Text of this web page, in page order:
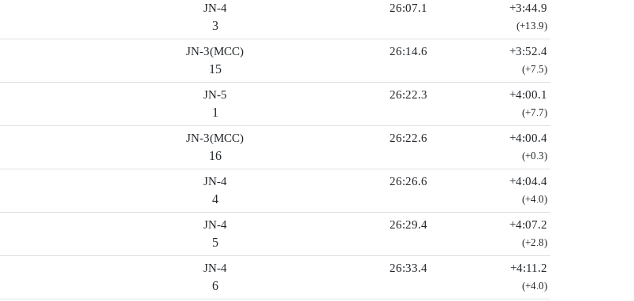
JN-4
3
26:07.1 +3:44.9
(+13.9)
JN-3(MCC)
15
26:14.6 +3:52.4
(+7.5)
JN-5
1
26:22.3 +4:00.1
(+7.7)
JN-3(MCC)
16
26:22.6 +4:00.4
(+0.3)
JN-4
4
26:26.6 +4:04.4
(+4.0)
JN-4
5
26:29.4 +4:07.2
(+2.8)
JN-4
6
26:33.4 +4:11.2
(+4.0)